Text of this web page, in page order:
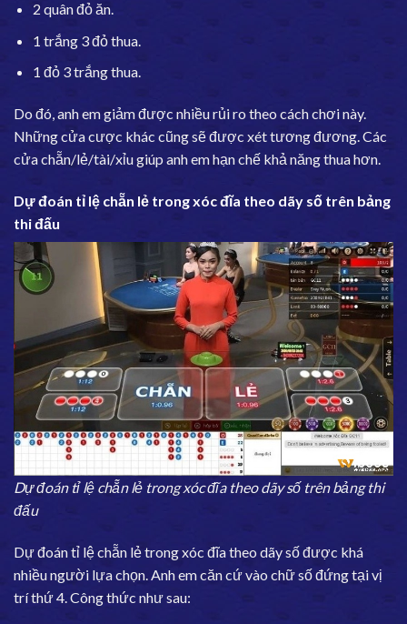
2 quân đỏ ăn.
1 trắng 3 đỏ thua.
1 đỏ 3 trắng thua.
Do đó, anh em giảm được nhiều rủi ro theo cách chơi này.
Những cửa cược khác cũng sẽ được xét tương đương. Các
cửa chẵn/lẻ/tài/xỉu giúp anh em hạn chế khả năng thua hơn.
Dự đoán tỉ lệ chẵn lẻ trong xóc đĩa theo dãy số trên bảng
thi đấu
Dự đoán tỉ lệ chẵn lẻ trong xóc đĩa theo dãy số trên bảng thi
đấu
Dự đoán tỉ lệ chẵn lẻ trong xóc đĩa theo dãy số được khá
nhiều người lựa chọn. Anh em căn cứ vào chữ số đứng tại vị
trí thứ 4. Công thức như sau: